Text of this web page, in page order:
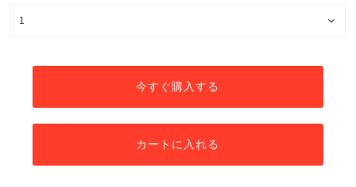
今すぐ購入する
カートに入れる